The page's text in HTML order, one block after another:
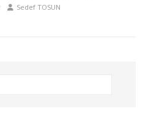
Sedef TOSUN